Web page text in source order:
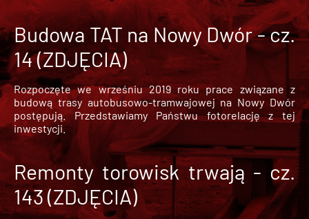
Budowa TAT na Nowy Dwór - cz.
14 (ZDJĘCIA)
Rozpoczęte we wrześniu 2019 roku prace związane z
budową trasy autobusowo-tramwajowej na Nowy Dwór
postępują. Przedstawiamy Państwu fotorelację z tej
inwestycji.
Remonty torowisk trwają - cz.
143 (ZDJĘCIA)